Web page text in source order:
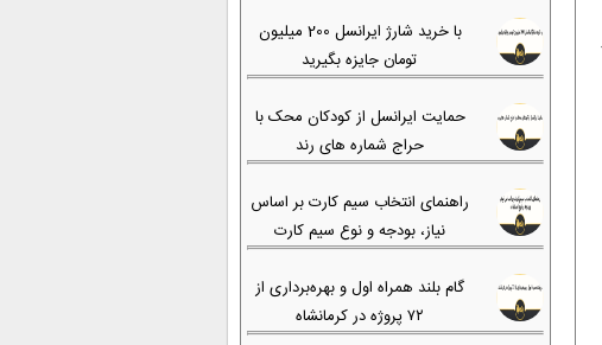
با خرید شارژ ایرانسل 200 میلیون
تومان جایزه بگیرید
حمایت ایرانسل از کودکان محک با
حراج شماره های رند
راهنمای انتخاب سیم کارت بر اساس
نیاز، بودجه و نوع سیم کارت
گام بلند همراه اول و بهره‌برداری از
۷۲ پروژه در کرمانشاه